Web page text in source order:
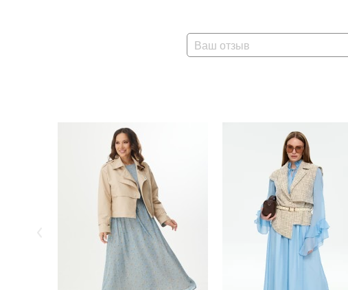
Ваш отзыв